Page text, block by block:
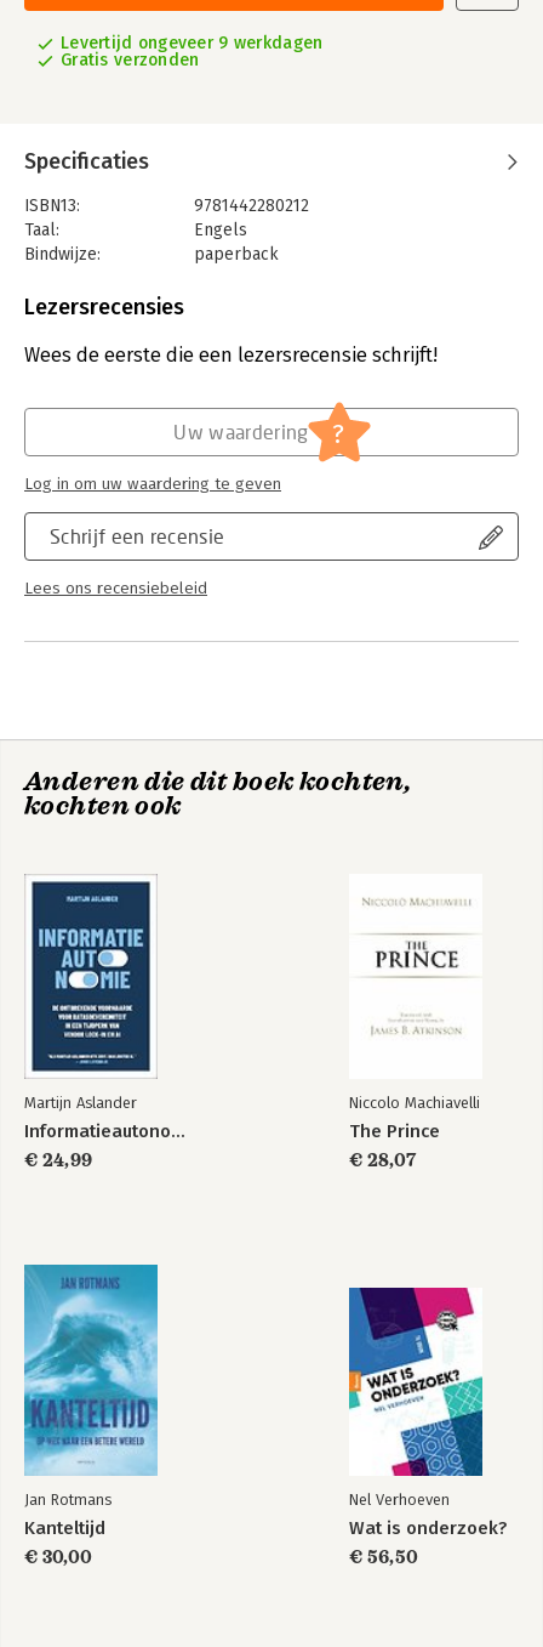
Levertijd ongeveer 9 werkdagen
Gratis verzonden
Specificaties
ISBN13:
9781442280212
Taal:
Engels
Bindwijze:
paperback
Uitgever:
Verschijningsdatum:
17-7-2017
Mens en maatschappij
Lezersrecensies
Wees de eerste die een lezersrecensie schrijft!
Schrijf een recensie
Lees ons recensiebeleid
Uw waardering ?
Log in om uw waardering te geven
Anderen die dit boek kochten,
kochten ook
Martijn Aslander
Informatieautonomie
€ 24,99
Niccolo Machiavelli
The Prince
€ 28,07
Jan Rotmans
Kanteltijd
€ 30,00
Nel Verhoeven
Wat is onderzoek?
€ 56,50